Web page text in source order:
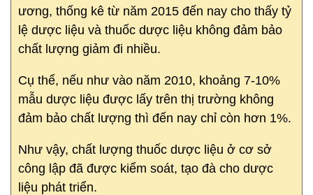
ương, thống kê từ năm 2015 đến nay cho thấy tỷ
lệ dược liệu và thuốc dược liệu không đảm bảo
chất lượng giảm đi nhiều.
Cụ thể, nếu như vào năm 2010, khoảng 7-10%
mẫu dược liệu được lấy trên thị trường không
đảm bảo chất lượng thì đến nay chỉ còn hơn 1%.
Như vậy, chất lượng thuốc dược liệu ở cơ sở
công lập đã được kiểm soát, tạo đà cho dược
liệu phát triển.